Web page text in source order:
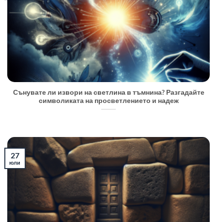
Сънувате ли извори на светлина в тъмнина? Разгадайте
символиката на просветлението и надеж
27
юли